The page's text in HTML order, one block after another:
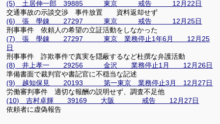
(5) 土居伸一郎 39885 東京 戒告 12月22日
交通事故の示談交渉 事件放置 資料返却せず
(6) 張 學錬 27297 東京 戒告 12月25日
刑事事件 依頼人の希望の立証活動をしなかった
(7) 張 學錬 27297 東京 業務停止1年6月 12月25
日
刑事事件 詐欺事件で真実を隠蔽するなど杜撰な弁護活動
(8) 井上孝一 29256 金沢 業務停止1月 12月26日
準備書面で裁判官や書記官に不穏当な記述
(9) 越知保見 20193 第一東京 業務停止3月 12月27日
労働審判事件 適切な報酬の説明せず、調査不足他
(10) 吉村卓輝 39169 大阪 戒告 12月27日
依頼者に虚偽報告